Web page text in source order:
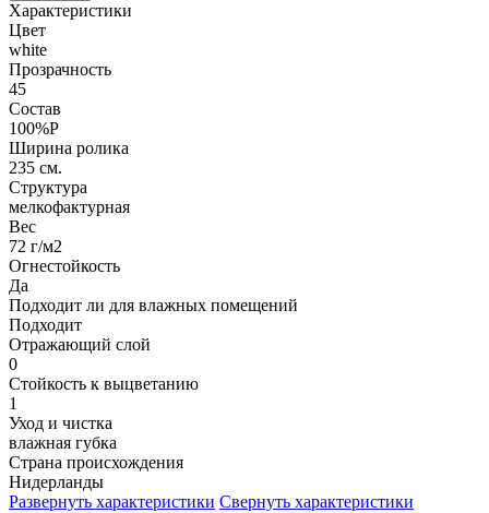
Характеристики
Цвет
white
Прозрачность
45
Состав
100%P
Ширина ролика
235 см.
Структура
мелкофактурная
Вес
72 г/м2
Огнестойкость
Да
Подходит ли для влажных помещений
Подходит
Отражающий слой
0
Стойкость к выцветанию
1
Уход и чистка
влажная губка
Страна происхождения
Нидерланды
Развернуть характеристики Свернуть характеристики